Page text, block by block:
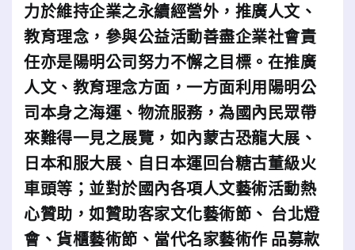
力於維持企業之永續經營外，推廣人文、
教育理念，參與公益活動善盡企業社會責
任亦是陽明公司努力不懈之目標。在推廣
人文、教育理念方面，一方面利用陽明公
司本身之海運、物流服務，為國內民眾帶
來難得一見之展覽，如內蒙古恐龍大展、
日本和服大展、自日本運回台糖古董級火
車頭等；並對於國內各項人文藝術活動熱
心贊助，如贊助客家文化藝術節、 台北燈
會、貨櫃藝術節、當代名家藝術作 品募款